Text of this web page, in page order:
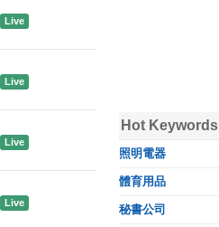
Live
Live
Live
Live
Hot Keywords
照明電器
體育用品
秘書公司